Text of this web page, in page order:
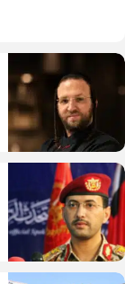
תוכן שיווקי